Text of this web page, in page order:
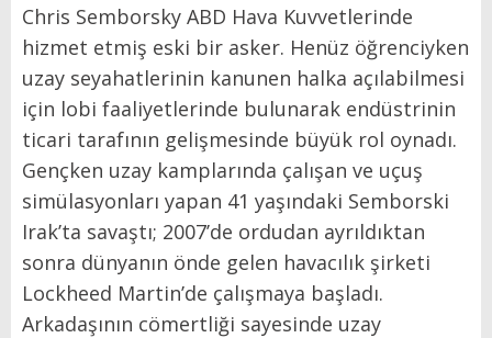
Chris Semborsky ABD Hava Kuvvetlerinde
hizmet etmiş eski bir asker. Henüz öğrenciyken
uzay seyahatlerinin kanunen halka açılabilmesi
için lobi faaliyetlerinde bulunarak endüstrinin
ticari tarafının gelişmesinde büyük rol oynadı.
Gençken uzay kamplarında çalışan ve uçuş
simülasyonları yapan 41 yaşındaki Semborski
Irak’ta savaştı; 2007’de ordudan ayrıldıktan
sonra dünyanın önde gelen havacılık şirketi
Lockheed Martin’de çalışmaya başladı.
Arkadaşının cömertliği sayesinde uzay